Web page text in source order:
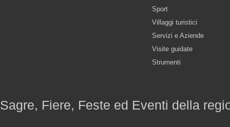
Sport
Villaggi turistici
Servizi e Aziende
Visite guidate
Strumenti
Sagre, Fiere, Feste ed Eventi della